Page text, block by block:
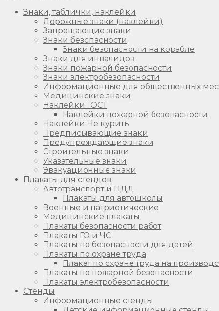
Знаки, таблички, наклейки
Дорожные знаки (наклейки)
Запрещающие знаки
Знаки безопасности
Знаки безопасности на корабле
Знаки для инвалидов
Знаки пожарной безопасности
Знаки электробезопасности
Информационные для общественных
Медицинские знаки
Наклейки ГОСТ
Наклейки пожарной безопасности
Наклейки Не курить
Предписывающие знаки
Предупреждающие знаки
Строительные знаки
Указательные знаки
Эвакуационные знаки
Плакаты для стендов
Автотранспорт и ПДД
Плакаты для автошколы
Военные и патриотические
Медицинские плакаты
Плакаты безопасности работ
Плакаты ГО и ЧС
Плакаты по безопасности для детей
Плакаты по охране труда
Плакат по охране труда на
Плакаты по пожарной безопасности
Плакаты электробезопасности
Стенды
Информационные стенды